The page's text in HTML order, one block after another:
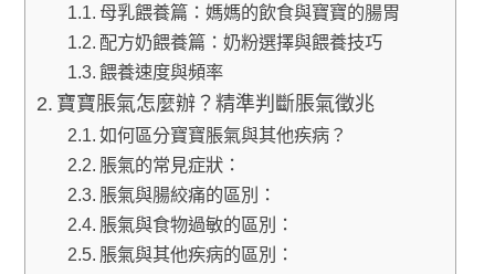
母乳餵養篇：媽媽的飲食與寶寶的腸胃
配方奶餵養篇：奶粉選擇與餵養技巧
餵養速度與頻率
寶寶脹氣怎麼辦？精準判斷脹氣徵兆
如何區分寶寶脹氣與其他疾病？
脹氣的常見症狀：
脹氣與腸絞痛的區別：
脹氣與食物過敏的區別：
脹氣與其他疾病的區別：